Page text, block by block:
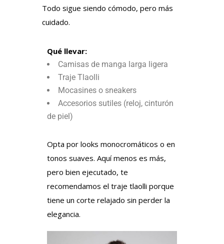
Todo sigue siendo cómodo, pero más
cuidado.
Qué llevar:
Camisas de manga larga ligera
Traje Tlaolli
Mocasines o sneakers
Accesorios sutiles (reloj, cinturón
de piel)
Opta por looks monocromáticos o en
tonos suaves. Aquí menos es más,
pero bien ejecutado, te
recomendamos el traje tlaolli porque
tiene un corte relajado sin perder la
elegancia.